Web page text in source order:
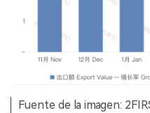
Fuente de la imagen: